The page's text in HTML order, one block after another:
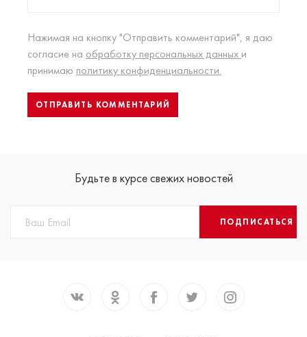
Нажимая на кнопку "Отправить комментарий", я даю
согласие на обработку персональных данных и
принимаю политику конфиденциальности.
Будьте в курсе свежих новостей
ПОДПИСАТЬСЯ